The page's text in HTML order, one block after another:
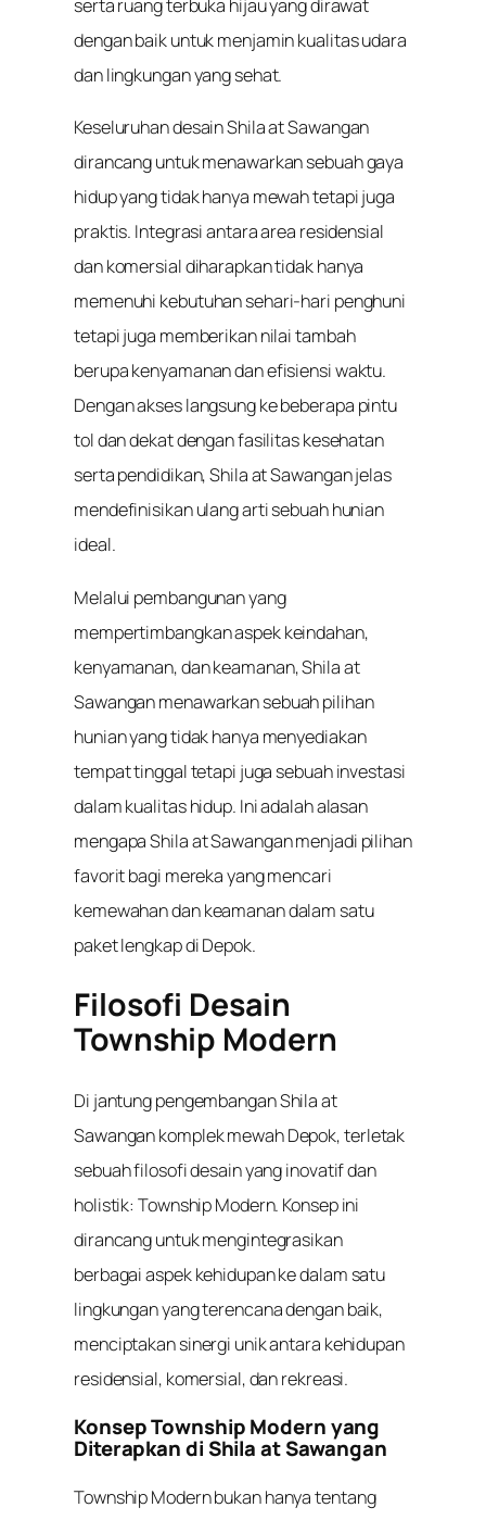
serta ruang terbuka hijau yang dirawat
dengan baik untuk menjamin kualitas udara
dan lingkungan yang sehat.
Keseluruhan desain Shila at Sawangan
dirancang untuk menawarkan sebuah gaya
hidup yang tidak hanya mewah tetapi juga
praktis. Integrasi antara area residensial
dan komersial diharapkan tidak hanya
memenuhi kebutuhan sehari-hari penghuni
tetapi juga memberikan nilai tambah
berupa kenyamanan dan efisiensi waktu.
Dengan akses langsung ke beberapa pintu
tol dan dekat dengan fasilitas kesehatan
serta pendidikan, Shila at Sawangan jelas
mendefinisikan ulang arti sebuah hunian
ideal.
Melalui pembangunan yang
mempertimbangkan aspek keindahan,
kenyamanan, dan keamanan, Shila at
Sawangan menawarkan sebuah pilihan
hunian yang tidak hanya menyediakan
tempat tinggal tetapi juga sebuah investasi
dalam kualitas hidup. Ini adalah alasan
mengapa Shila at Sawangan menjadi pilihan
favorit bagi mereka yang mencari
kemewahan dan keamanan dalam satu
paket lengkap di Depok.
Filosofi Desain
Township Modern
Di jantung pengembanganShila at
Sawangan komplek mewah Depok, terletak
sebuah filosofi desain yang inovatif dan
holistik: Township Modern. Konsep ini
dirancang untuk mengintegrasikan
berbagai aspek kehidupan ke dalam satu
lingkungan yang terencana dengan baik,
menciptakan sinergi unik antara kehidupan
residensial, komersial, dan rekreasi.
Konsep Township Modern yang
Diterapkan di Shila at Sawangan
Township Modern bukan hanya tentang